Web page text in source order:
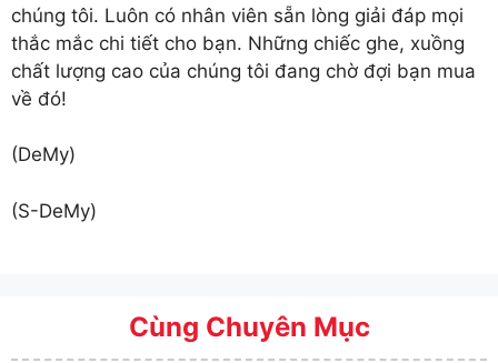
chúng tôi. Luôn có nhân viên sẵn lòng giải đáp mọi
thắc mắc chi tiết cho bạn. Những chiếc ghe, xuồng
chất lượng cao của chúng tôi đang chờ đợi bạn mua
về đó!
(DeMy)
(S-DeMy)
Cùng Chuyên Mục